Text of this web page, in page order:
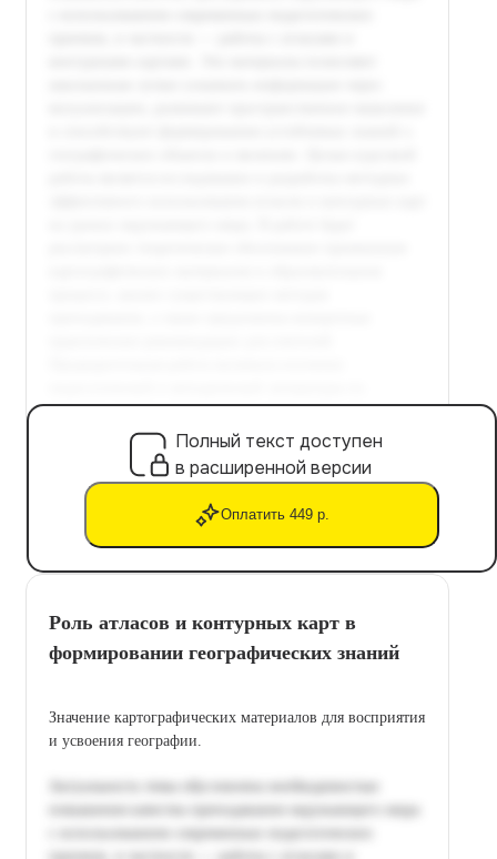
Полный текст доступен
в расширенной версии
Оплатить 449 р.
Роль атласов и контурных карт в
формировании географических знаний
Значение картографических материалов для восприятия
и усвоения географии.